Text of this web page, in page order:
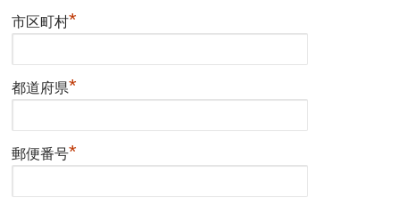
市区町村*
都道府県*
郵便番号*